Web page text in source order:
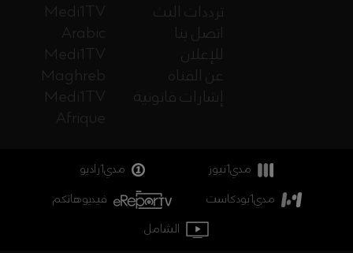
Medi1TV
Arabic
Medi1TV
Maghreb
Medi1TV
Afrique
ترددات البث
اتصل بنا
للإعلان
عن القناة
إشارات قانونية
مدي1نيوز
مدي1راديو
مدي1بودكاست
فيديوهاتكم
الشامل